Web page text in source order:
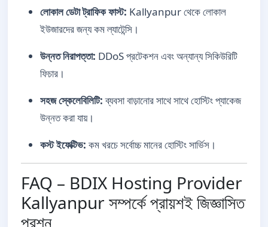
লোকাল ডেটা ট্রাফিক ফাস্ট: Kallyanpur থেকে লোকাল
ইউজারদের জন্য কম ল্যাটেন্সি।
উন্নত নিরাপত্তা: DDoS প্রটেকশন এবং অন্যান্য সিকিউরিটি
ফিচার।
সহজ স্কেলেবিলিটি:ব্যবসা বাড়ানোর সাথে সাথে হোস্টিং প্যাকেজ
উন্নত করা যায়।
কস্ট ইফেক্টিভ: কম খরচে সর্বোচ্চ মানের হোস্টিং সার্ভিস।
FAQ – BDIX Hosting Provider
Kallyanpur সম্পর্কে প্রায়শই জিজ্ঞাসিত
প্রশ্ন